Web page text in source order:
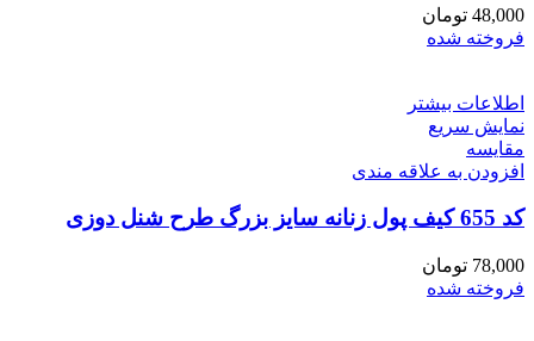
48,000 تومان
فروخته شده
اطلاعات بیشتر
نمایش سریع
مقايسه
افزودن به علاقه مندی
کد 655 کیف پول زنانه سایز بزرگ طرح شنل دوزی
78,000 تومان
فروخته شده